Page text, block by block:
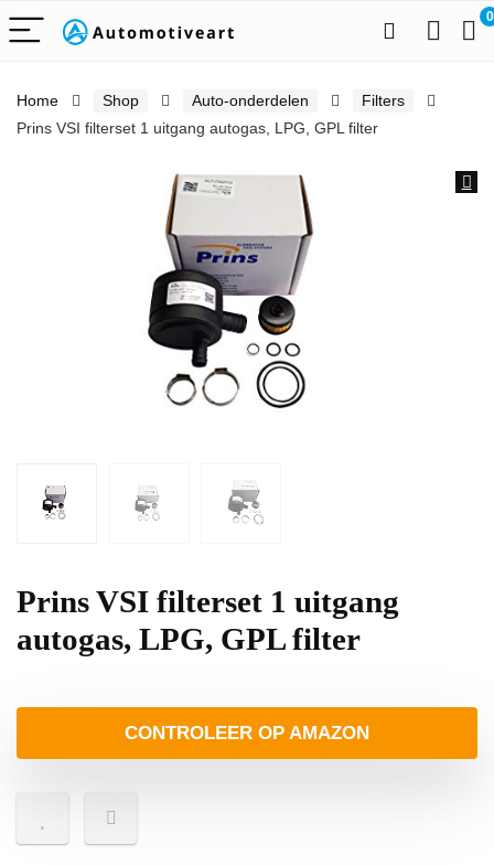
0
Home Shop Auto-onderdelen
Filters
Prins VSI filterset 1 uitgang autogas, LPG, GPL filter
Prins VSI filterset 1 uitgang
autogas, LPG, GPL filter
CONTROLEER OP AMAZON